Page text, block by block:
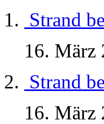
Strand
16. März
Strand
16. März